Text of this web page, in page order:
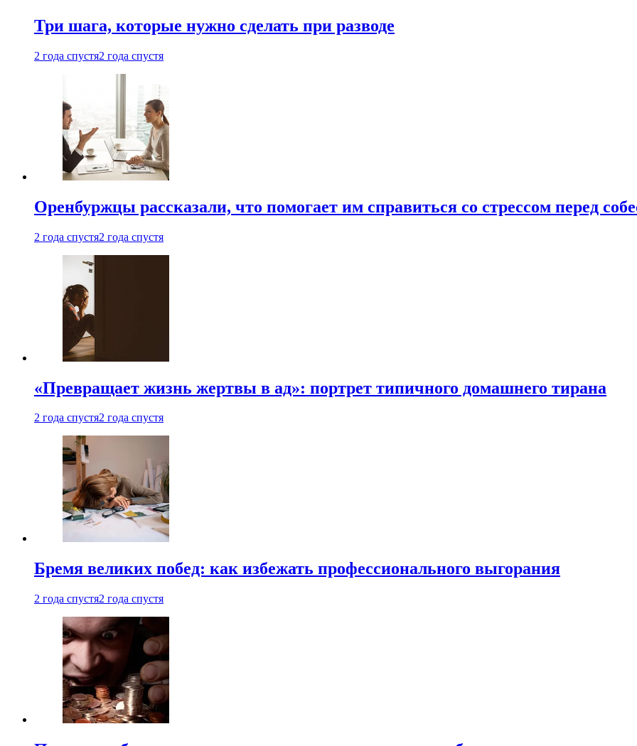
Три шага, которые нужно сделать при разводе
2 года спустя2 года спустя
Оренбуржцы рассказали, что помогает им справиться со стрессом перед
2 года спустя2 года спустя
«Превращает жизнь жертвы в ад»: портрет типичного домашнего тирана
2 года спустя2 года спустя
Бремя великих побед: как избежать профессионального выгорания
2 года спустя2 года спустя